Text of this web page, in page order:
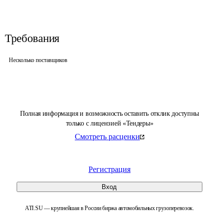
Полная информация и возможность оставить отклик доступны
только с лицензией «Тендеры»
Смотреть расценки
Регистрация
Вход
ATI.SU — крупнейшая в России биржа автомобильных грузоперевозок.
Требования
Несколько поставщиков